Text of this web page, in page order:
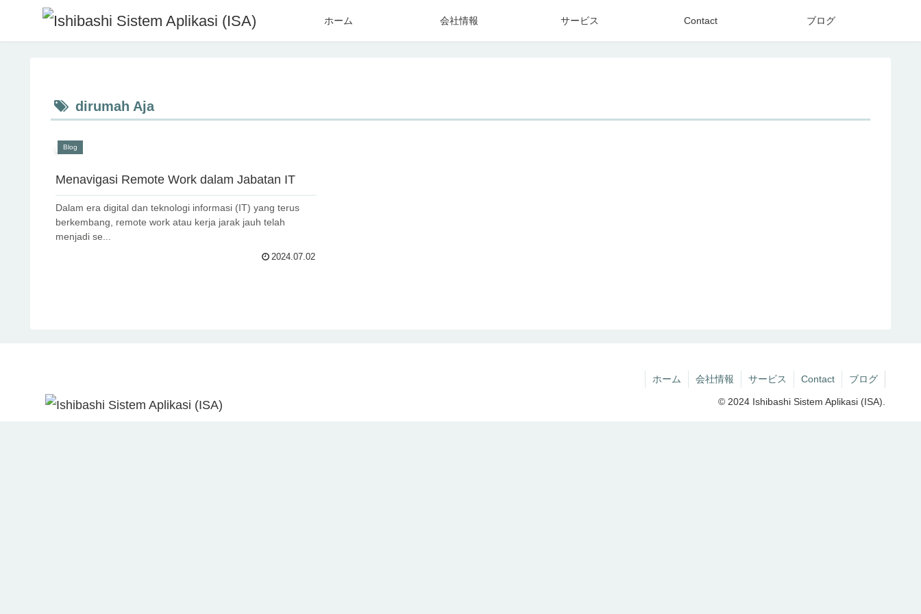
ホーム 会社情報 サービス Contact ブログ
dirumah Aja
Blog
Menavigasi Remote Work dalam Jabatan IT
Dalam era digital dan teknologi informasi (IT) yang terus
berkembang, remote work atau kerja jarak jauh telah
menjadi se...
2024.07.02
ホーム 会社情報 サービス Contact ブログ
© 2024 Ishibashi Sistem Aplikasi (ISA).